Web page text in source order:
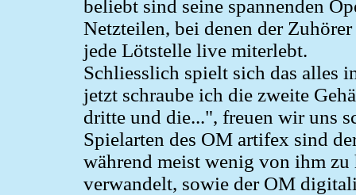
beliebt sind seine spannenden
Netzteilen, bei denen der
jede Lötstelle live miterlebt.
Schliesslich spielt sich das alles
jetzt schraube ich die zweite
dritte und die...", freuen wir uns
Spielarten des OM artifex sind
während meist wenig von ihm
verwandelt, sowie der OM